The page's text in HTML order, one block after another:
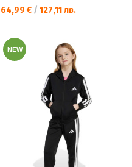
Текуща цена:
64,99 € / 127,11 лв.
NEW